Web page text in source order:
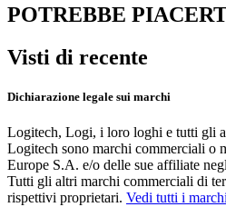
POTREBBE
Visti di recente
Dichiarazione legale sui marchi
Logitech, Logi, i loro loghi e tutti gli
Logitech sono marchi commerciali o
Europe S.A. e/o delle sue affiliate
Tutti gli altri marchi commerciali di
rispettivi proprietari. Vedi tutti i